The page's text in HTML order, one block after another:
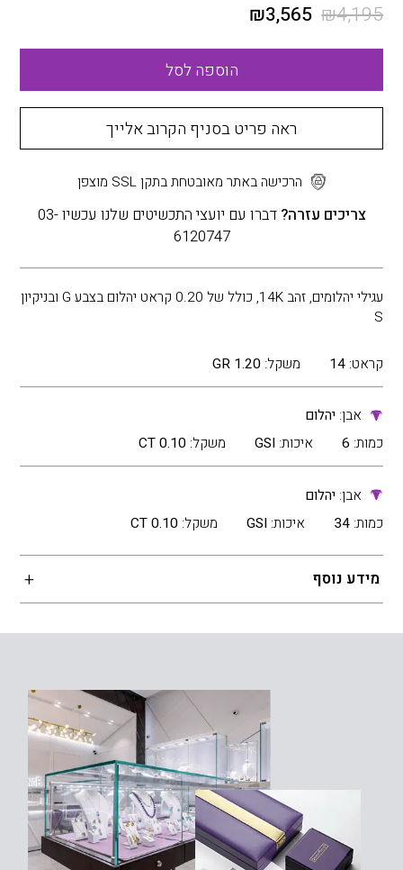
₪4,195
₪3,565
הוספה לסל
ראה פריט בסניף הקרוב אלייך
הרכישה באתר מאובטחת בתקן SSL מוצפן
צריכים עזרה?
דברו עם יועצי התכשיטים שלנו עכשיו 03-
6120747
עגילי יהלומים, זהב 14K, כולל של 0.20 קראט יהלום בצבע G ובניקיון
S
קראט: 14 משקל: 1.20 GR
אבן:יהלום
כמות: 6 איכות: GSI משקל:0.10 CT
אבן:יהלום
כמות: 34 איכות: GSI משקל:0.10 CT
מידע נוסף